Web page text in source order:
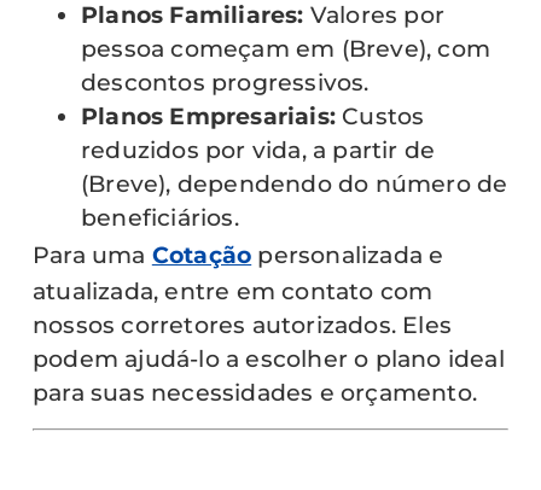
Planos Familiares: Valores por
pessoa começam em (Breve), com
descontos progressivos.
Planos Empresariais: Custos
reduzidos por vida, a partir de
(Breve), dependendo do número de
beneficiários.
Para uma Cotação personalizada e
atualizada, entre em contato com
nossos corretores autorizados. Eles
podem ajudá-lo a escolher o plano ideal
para suas necessidades e orçamento.